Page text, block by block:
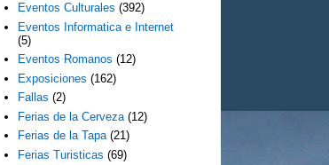
Eventos Culturales (392)
Eventos Informatica e Internet
(5)
Eventos Romanos (12)
Exposiciones (162)
Fallas (2)
Ferias de la Cerveza (12)
Ferias de la Tapa (21)
Ferias Turisticas (69)